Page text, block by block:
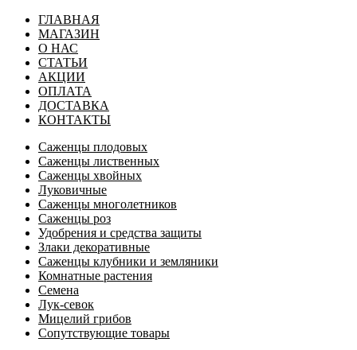
ГЛАВНАЯ
МАГАЗИН
О НАС
СТАТЬИ
АКЦИИ
ОПЛАТА
ДОСТАВКА
КОНТАКТЫ
Саженцы плодовых
Саженцы лиственных
Саженцы хвойных
Луковичные
Саженцы многолетников
Саженцы роз
Удобрения и средства защиты
Злаки декоративные
Саженцы клубники и земляники
Комнатные растения
Семена
Лук-севок
Мицелий грибов
Сопутствующие товары